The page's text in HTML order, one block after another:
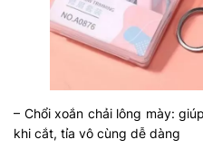
– Chổi xoắn chải lông mày:
khi cắt, tỉa vô cùng dễ dàng